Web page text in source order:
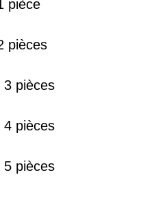
pièce
pièces
3 pièces
4 pièces
5 pièces